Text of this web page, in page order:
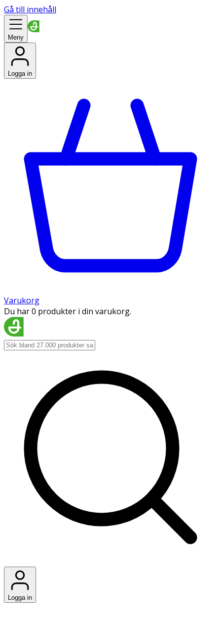
Gå till innehåll
Meny
Logga in
Varukorg
Du har 0 produkter i din varukorg.
Logga in